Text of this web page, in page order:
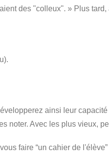
des "colleux". » Plus
ainsi leur
Avec les plus vieux,
faire “un cahier de